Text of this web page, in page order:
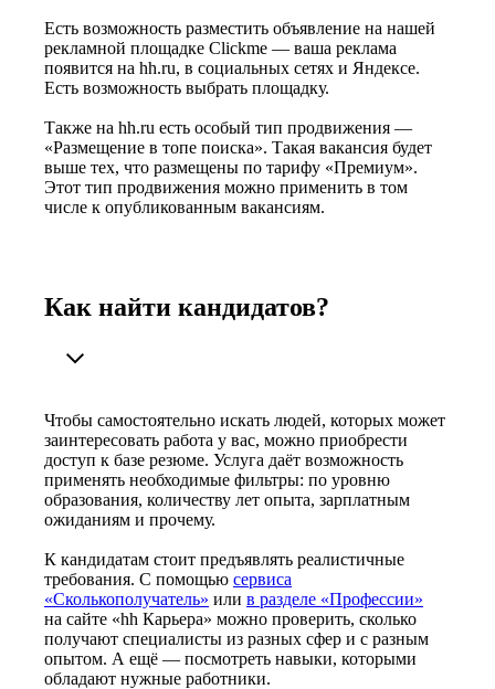
Есть возможность разместить объявление на нашей
рекламной площадке Clickme — ваша реклама
появится на hh.ru, в социальных сетях и Яндексе.
Есть возможность выбрать площадку.
Также на hh.ru есть особый тип продвижения —
«Размещение в топе поиска». Такая вакансия будет
выше тех, что размещены по тарифу «Премиум».
Этот тип продвижения можно применить в том
числе к опубликованным вакансиям.
Как найти кандидатов?
Чтобы самостоятельно искать людей, которых может
заинтересовать работа у вас, можно приобрести
доступ к базе резюме. Услуга даёт возможность
применять необходимые фильтры: по уровню
образования, количеству лет опыта, зарплатным
ожиданиям и прочему.
К кандидатам стоит предъявлять реалистичные
требования. С помощью сервиса
«Сколькополучатель» или в разделе «Профессии»
на сайте «hh Карьера» можно проверить, сколько
получают специалисты из разных сфер и с разным
опытом. А ещё — посмотреть навыки, которыми
обладают нужные работники.